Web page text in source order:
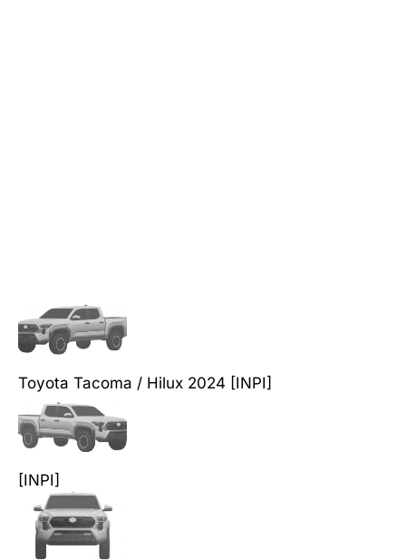
Toyota Tacoma / Hilux 2024 [INPI]
[INPI]